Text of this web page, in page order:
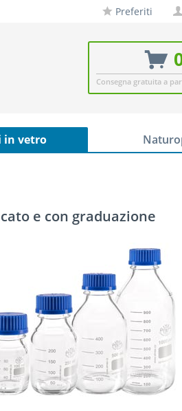
Preferiti
Consegna gratuita a
in vetro
e con graduazione